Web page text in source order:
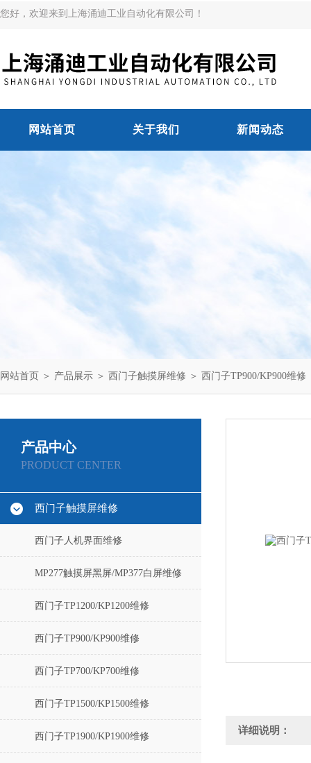
您好，欢迎来到上海涌迪工业自动化有限公司！
网站首页 关于我们 新闻动态
网站首页 ＞ 产品展示 ＞ 西门子触摸屏维修 ＞ 西门子TP900/KP900维修
产品中心
PRODUCT CENTER
西门子触摸屏维修
西门子人机界面维修
MP277触摸屏黑屏/MP377白屏维修
西门子TP1200/KP1200维修
西门子TP900/KP900维修
西门子TP700/KP700维修
西门子TP1500/KP1500维修
西门子TP1900/KP1900维修
详细说明：